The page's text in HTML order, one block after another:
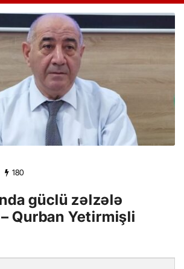
180
güclü zəlzələ
Qurban Yetirmişli